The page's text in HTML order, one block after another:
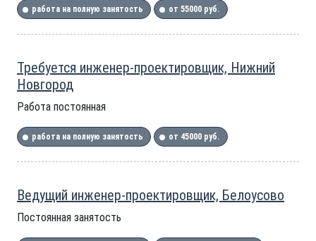
работа на полную занятость от 55000 руб.
Требуется инженер-проектировщик, Нижний
Новгород
Работа постоянная
работа на полную занятость от 45000 руб.
Ведущий инженер-проектировщик, Белоусово
Постоянная занятость